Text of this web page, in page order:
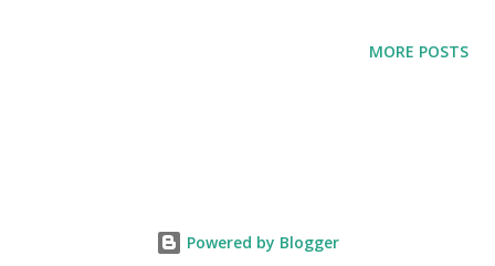
富、更有意义的方式记录自己的故事。 虽然手写日记的情感价值
上编辑，都能确保数据不丢失并始终保持最新状态。更重要的
MORE POSTS
Powered by Blogger